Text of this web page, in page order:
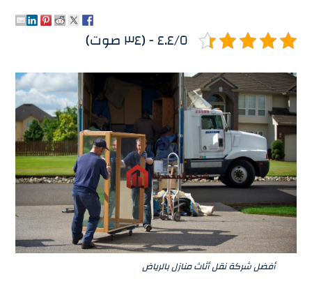
٤.٤/٥ - (٣٤ صوت)
أفضل شركة نقل أثاث منازل بالرياض